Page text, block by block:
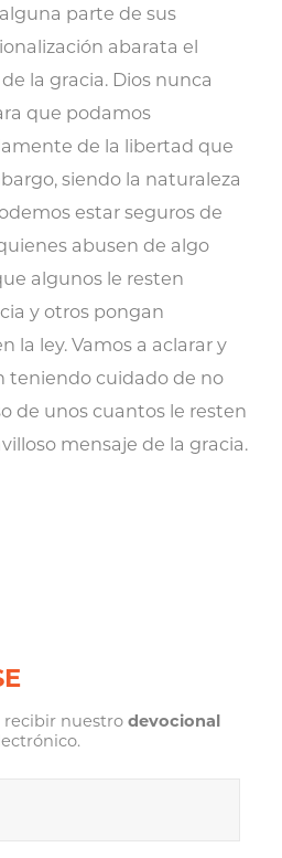
parte de sus
abarata el
la gracia. Dios nunca
que podamos
de la libertad que
siendo la naturaleza
estar seguros de
abusen de algo
algunos le resten
y otros pongan
la ley. Vamos a aclarar y
teniendo cuidado de no
de unos cuantos le resten
mensaje de la gracia.
recibir nuestrodevocional